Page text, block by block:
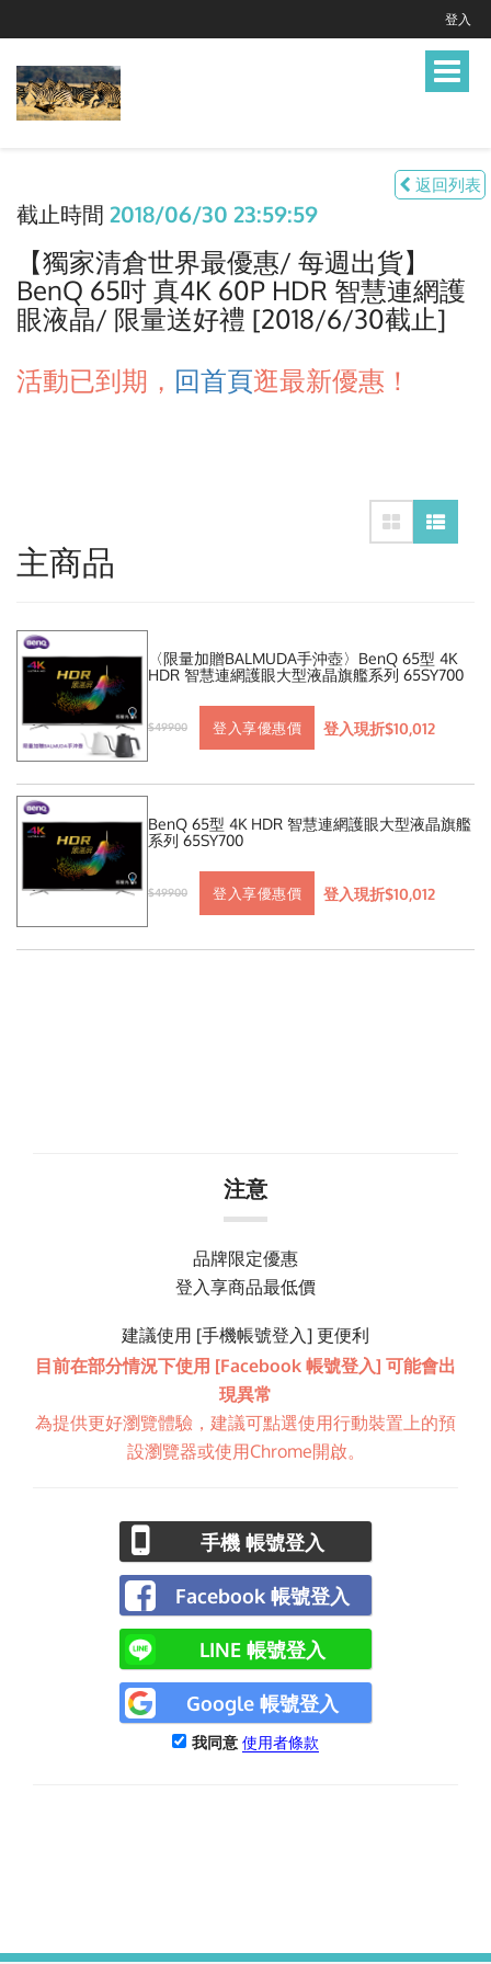
登入
Toggle
返回列表
截止時間 2018/06/30 23:59:59
【獨家清倉世界最優惠/ 每週出貨】
BenQ 65吋 真4K 60P HDR 智慧連網護
眼液晶/ 限量送好禮 [2018/6/30截止]
活動已到期， 回首頁逛最新優惠！
主商品
〈限量加贈BALMUDA手沖壺〉BenQ 65型 4K
HDR 智慧連網護眼大型液晶旗艦系列 65SY700
$49900 登入享優惠價 登入現折$10,012
BenQ 65型 4K HDR 智慧連網護眼大型液晶旗艦
系列 65SY700
$49900 登入享優惠價 登入現折$10,012
注意
品牌限定優惠
登入享商品最低價
建議使用 [手機帳號登入] 更便利
目前在部分情況下使用 [Facebook 帳號登入] 可能會出
現異常
為提供更好瀏覽體驗，建議可點選使用行動裝置上的預
設瀏覽器或使用Chrome開啟。
手機 帳號登入
Facebook 帳號登入
LINE 帳號登入
Google 帳號登入
我同意 使用者條款